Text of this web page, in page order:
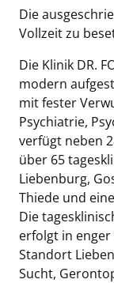
Die
Vollzeit zu
Die Klinik DR.
modern
mit fester
Psychiatrie,
verfügt neben
über 65
Liebenburg,
Thiede und
Die
erfolgt in
Standort
Sucht,